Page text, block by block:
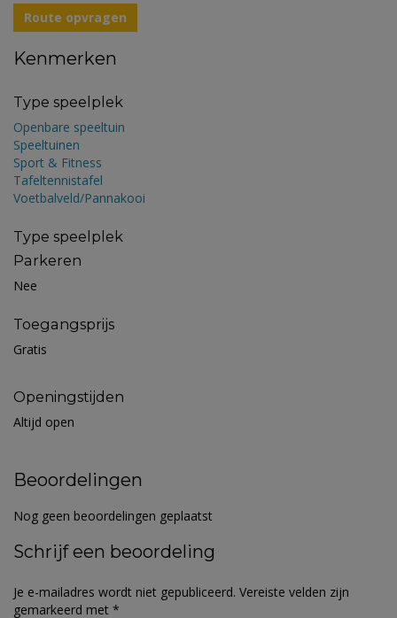
Route opvragen
Kenmerken
Type speelplek
Openbare speeltuin
Speeltuinen
Sport & Fitness
Tafeltennistafel
Voetbalveld/Pannakooi
Type speelplek
Parkeren
Nee
Toegangsprijs
Gratis
Openingstijden
Altijd open
Beoordelingen
Nog geen beoordelingen geplaatst
Schrijf een beoordeling
Je e-mailadres wordt niet gepubliceerd. Vereiste velden zijn
gemarkeerd met *